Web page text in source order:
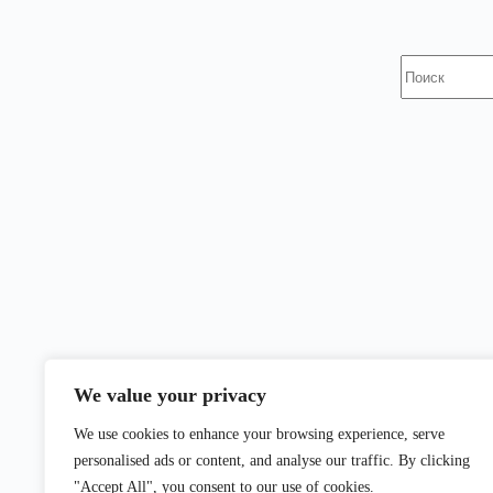
We value your privacy
We use cookies to enhance your browsing experience, serve
personalised ads or content, and analyse our traffic. By clicking
"Accept All", you consent to our use of cookies.
не
найдено